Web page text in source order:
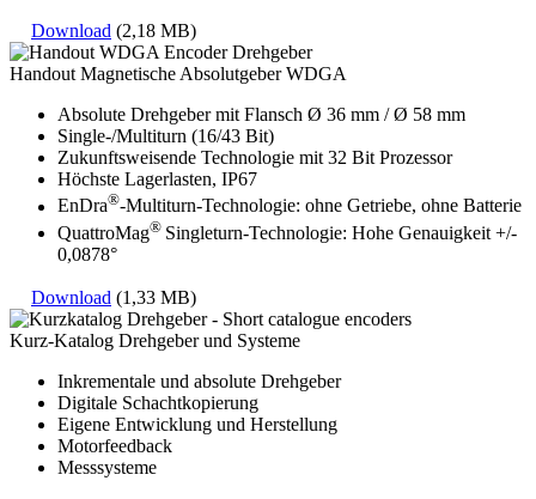
Download (2,18 MB)
Handout Magnetische Absolutgeber WDGA
Absolute Drehgeber mit Flansch Ø 36 mm / Ø 58 mm
Single-/Multiturn (16/43 Bit)
Zukunftsweisende Technologie mit 32 Bit Prozessor
Höchste Lagerlasten, IP67
EnDra®-Multiturn-Technologie: ohne Getriebe, ohne Batterie
QuattroMag® Singleturn-Technologie: Hohe Genauigkeit +/-
0,0878°
Download (1,33 MB)
Kurz-Katalog Drehgeber und Systeme
Inkrementale und absolute Drehgeber
Digitale Schachtkopierung
Eigene Entwicklung und Herstellung
Motorfeedback
Messsysteme